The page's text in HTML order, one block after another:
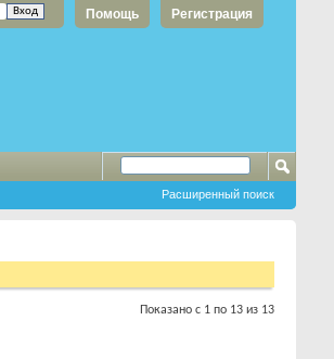
Регистрация
Помощь
Расширенный поиск
Показано с 1 по 13 из 13